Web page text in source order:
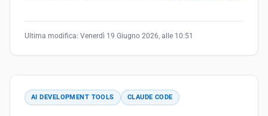
Ultima modifica: Venerdì 19 Giugno 2026, alle 10:51
AI DEVELOPMENT TOOLS CLAUDE CODE